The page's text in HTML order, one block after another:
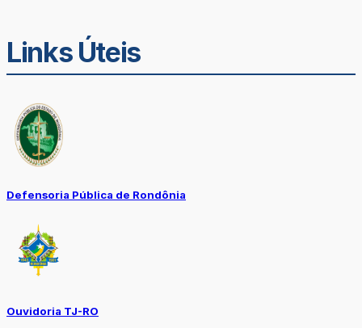
Links Úteis
Defensoria Pública de Rondônia
Ouvidoria TJ-RO